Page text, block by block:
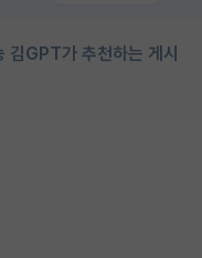
김GPT가 추천하는 게시